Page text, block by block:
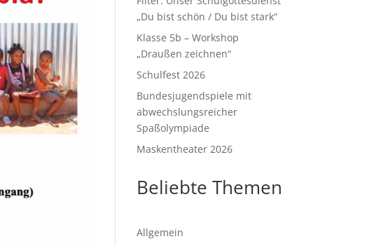
„Du bist schön / Du bist stark“
Klasse 5b – Workshop
„Draußen zeichnen“
Schulfest 2026
Bundesjugendspiele mit
abwechslungsreicher
Spaßolympiade
Maskentheater 2026
Beliebte Themen
Allgemein